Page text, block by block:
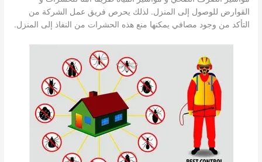
القوارض للوصول إلى المنزل. لذلك يحرص فريق عمل الشركة من
التأكد من وجود مصافي يمكنها منع هذه الحشرات من النفاذ إلى المنزل.